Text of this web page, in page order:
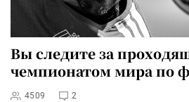
Вы следите за
чемпионатом мира по
4509 2